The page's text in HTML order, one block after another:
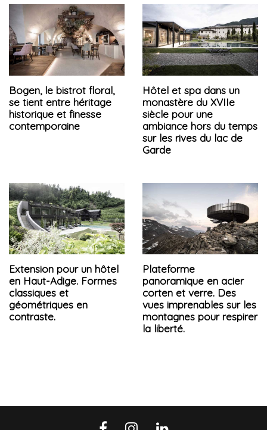
Bogen, le bistrot floral,
se tient entre héritage
historique et finesse
contemporaine
Hôtel et spa dans un
monastère du XVIIe
siècle pour une
ambiance hors du temps
sur les rives du lac de
Garde
Extension pour un hôtel
en Haut-Adige. Formes
classiques et
géométriques en
contraste.
Plateforme
panoramique en acier
corten et verre. Des
vues imprenables sur les
montagnes pour respirer
la liberté.